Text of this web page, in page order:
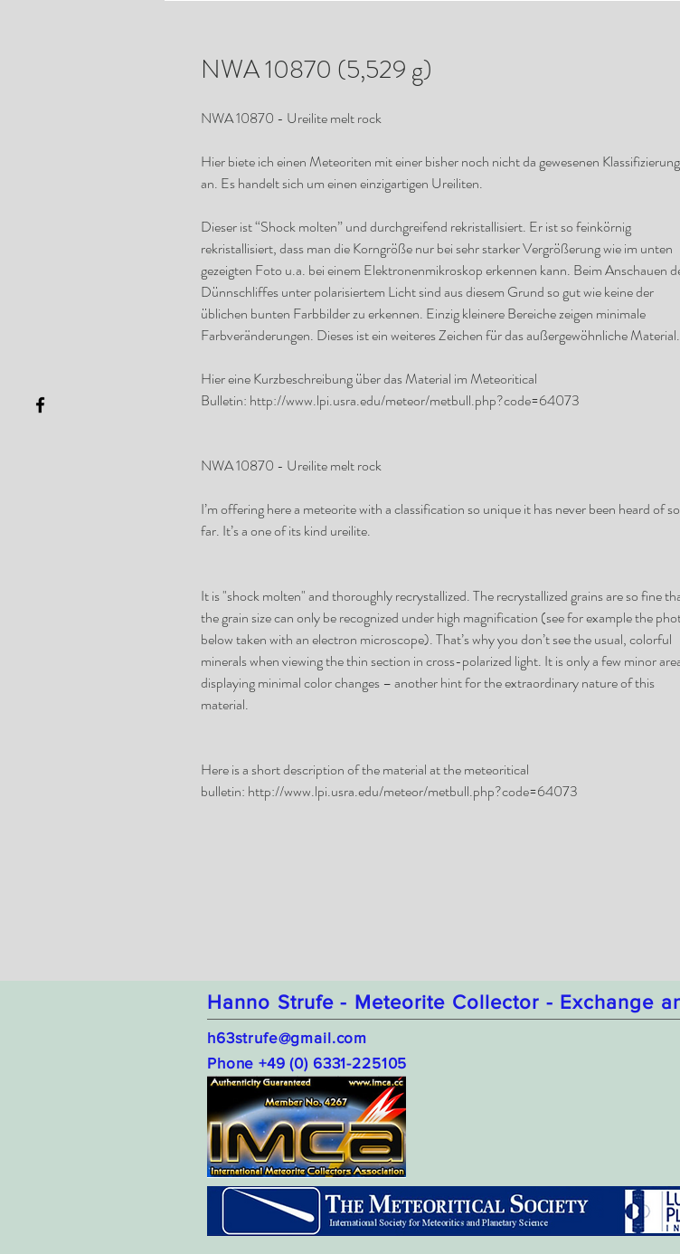
NWA 10870 (5,529 g)
NWA 10870 - Ureilite melt rock
Hier biete ich einen Meteoriten mit einer bisher noch nicht da gewesenen Klassifizierung
an. Es handelt sich um einen einzigartigen Ureiliten.
Dieser ist “Shock molten” und durchgreifend rekristallisiert. Er ist so feinkörnig
rekristallisiert, dass man die Korngröße nur bei sehr starker Vergrößerung wie im unten
gezeigten Foto u.a. bei einem Elektronenmikroskop erkennen kann. Beim Anschauen
Dünnschliffes unter polarisiertem Licht sind aus diesem Grund so gut wie keine der
üblichen bunten Farbbilder zu erkennen. Einzig kleinere Bereiche zeigen minimale
Farbveränderungen. Dieses ist ein weiteres Zeichen für das außergewöhnliche Material.
Hier eine Kurzbeschreibung über das Material im Meteoritical
Bulletin: http://www.lpi.usra.edu/meteor/metbull.php?code=64073
NWA 10870 - Ureilite melt rock
I’m offering here a meteorite with a classification so unique it has never been heard of so
far. It’s a one of its kind ureilite.
It is "shock molten" and thoroughly recrystallized. The recrystallized grains are so fine
the grain size can only be recognized under high magnification (see for example the
below taken with an electron microscope). That’s why you don’t see the usual, colorful
minerals when viewing the thin section in cross-polarized light. It is only a few minor
displaying minimal color changes – another hint for the extraordinary nature of this
material.
Here is a short description of the material at the meteoritical
bulletin: http://www.lpi.usra.edu/meteor/metbull.php?code=64073
Hanno Strufe - Meteorite Collector - Exchange
h63strufe@gmail.com
Phone +49 (0) 6331-225105